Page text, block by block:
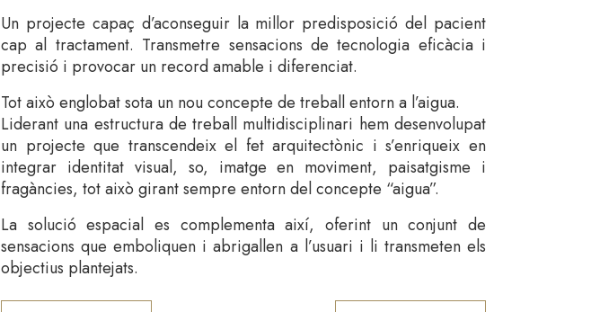
Un projecte capaç d’aconseguir la millor predisposició del pacient
cap al tractament. Transmetre sensacions de tecnologia eficàcia i
precisió i provocar un record amable i diferenciat.
Tot això englobat sota un nou concepte de treball entorn a l’aigua.
Liderant una estructura de treball multidisciplinari hem desenvolupat
un projecte que transcendeix el fet arquitectònic i s’enriqueix en
integrar identitat visual, so, imatge en moviment, paisatgisme i
fragàncies, tot això girant sempre entorn del concepte “aigua”.
La solució espacial es complementa així, oferint un conjunt de
sensacions que emboliquen i abrigallen a l’usuari i li transmeten els
objectius plantejats.